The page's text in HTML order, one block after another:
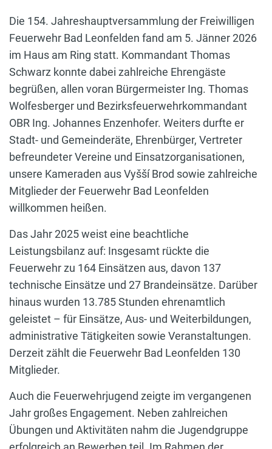
Die 154. Jahreshauptversammlung der Freiwilligen
Feuerwehr Bad Leonfelden fand am 5. Jänner 2026
im Haus am Ring statt. Kommandant Thomas
Schwarz konnte dabei zahlreiche Ehrengäste
begrüßen, allen voran Bürgermeister Ing. Thomas
Wolfesberger und Bezirksfeuerwehrkommandant
OBR Ing. Johannes Enzenhofer. Weiters durfte er
Stadt- und Gemeinderäte, Ehrenbürger, Vertreter
befreundeter Vereine und Einsatzorganisationen,
unsere Kameraden aus Vyšší Brod sowie zahlreiche
Mitglieder der Feuerwehr Bad Leonfelden
willkommen heißen.
Das Jahr 2025 weist eine beachtliche
Leistungsbilanz auf: Insgesamt rückte die
Feuerwehr zu 164 Einsätzen aus, davon 137
technische Einsätze und 27 Brandeinsätze. Darüber
hinaus wurden 13.785 Stunden ehrenamtlich
geleistet – für Einsätze, Aus- und Weiterbildungen,
administrative Tätigkeiten sowie Veranstaltungen.
Derzeit zählt die Feuerwehr Bad Leonfelden 130
Mitglieder.
Auch die Feuerwehrjugend zeigte im vergangenen
Jahr großes Engagement. Neben zahlreichen
Übungen und Aktivitäten nahm die Jugendgruppe